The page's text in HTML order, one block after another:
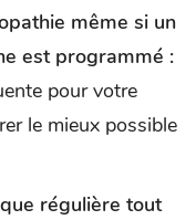
même si un
est programmé :
pour votre
le mieux possible
régulière tout